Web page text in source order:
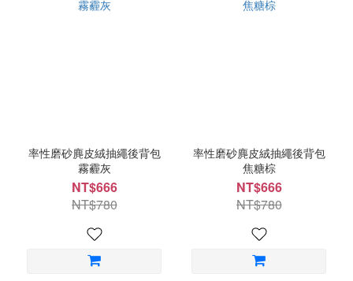
率性磨砂麂皮絨抽繩後背包
霧霾灰
NT$666
NT$780
率性磨砂麂皮絨抽繩後背包
焦糖棕
NT$666
NT$780